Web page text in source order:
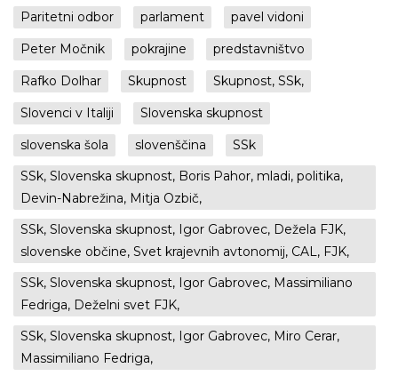
Paritetni odbor
parlament
pavel vidoni
Peter Močnik
pokrajine
predstavništvo
Rafko Dolhar
Skupnost
Skupnost, SSk,
Slovenci v Italiji
Slovenska skupnost
slovenska šola
slovenščina
SSk
SSk, Slovenska skupnost, Boris Pahor, mladi, politika,
Devin-Nabrežina, Mitja Ozbič,
SSk, Slovenska skupnost, Igor Gabrovec, Dežela FJK,
slovenske občine, Svet krajevnih avtonomij, CAL, FJK,
SSk, Slovenska skupnost, Igor Gabrovec, Massimiliano
Fedriga, Deželni svet FJK,
SSk, Slovenska skupnost, Igor Gabrovec, Miro Cerar,
Massimiliano Fedriga,